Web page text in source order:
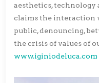
aesthetics, technology
claims the interaction
public, denouncing,
the crisis of values of
www.iginiodeluca.com